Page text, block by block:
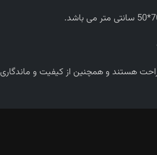
هستند و همچنین از کیفیت و ماندگاری